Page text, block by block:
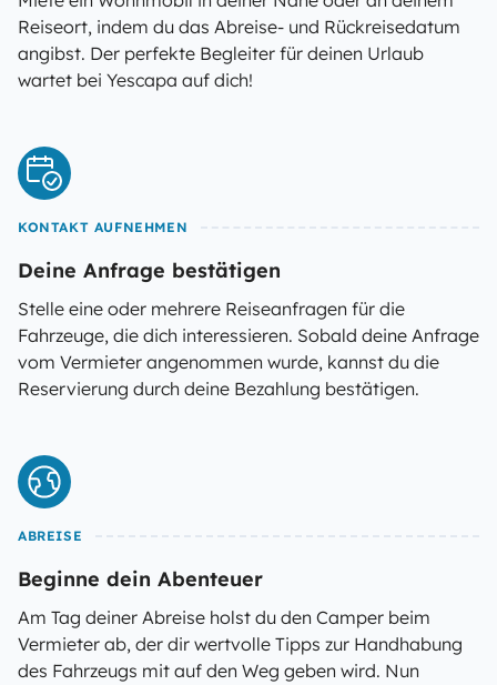
Reiseort, indem du das Abreise- und Rückreisedatum
angibst. Der perfekte Begleiter für deinen Urlaub
wartet bei Yescapa auf dich!
KONTAKT AUFNEHMEN
Deine Anfrage bestätigen
Stelle eine oder mehrere Reiseanfragen für die
Fahrzeuge, die dich interessieren. Sobald deine Anfrage
vom Vermieter angenommen wurde, kannst du die
Reservierung durch deine Bezahlung bestätigen.
ABREISE
Beginne dein Abenteuer
Am Tag deiner Abreise holst du den Camper beim
Vermieter ab, der dir wertvolle Tipps zur Handhabung
des Fahrzeugs mit auf den Weg geben wird. Nun